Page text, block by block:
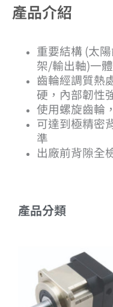
產品介紹​
重要結構 (太
架/輸出軸)一
齒輪經調質熱
硬，內部韌性
使用螺旋齒輪
可達到極精密
準
出廠前背隙全
產品分類